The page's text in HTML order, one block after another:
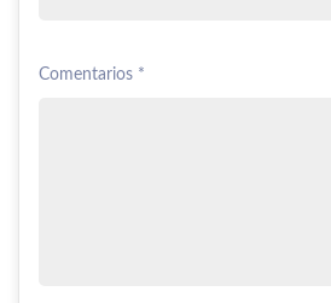
Comentarios *